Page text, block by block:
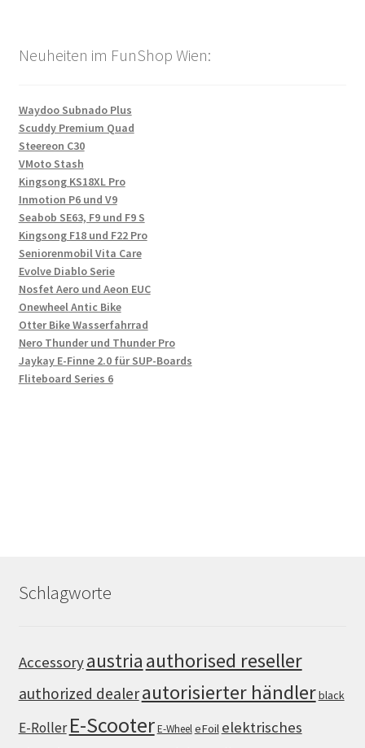
Neuheiten im FunShop Wien:
Waydoo Subnado Plus
Scuddy Premium Quad
Steereon C30
VMoto Stash
Kingsong KS18XL Pro
Inmotion P6 und V9
Seabob SE63, F9 und F9 S
Kingsong F18 und F22 Pro
Seniorenmobil Vita Care
Evolve Diablo Serie
Nosfet Aero und Aeon EUC
Onewheel Antic Bike
Otter Bike Wasserfahrrad
Nero Thunder und Thunder Pro
Jaykay E-Finne 2.0 für SUP-Boards
Fliteboard Series 6
Schlagworte
Accessoryaustria authorised reseller
authorized dealerautorisierter händlerblack
E-Roller E-ScooterE-WheeleFoil elektrisches